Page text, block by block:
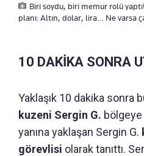
Biri soydu, biri memur rolü yaptı!
planı: Altın, dolar, lira… Ne varsa
10 DAKİKA SONRA
Yaklaşık 10 dakika sonra
kuzeni Sergin G. bölgeye
yanına yaklaşan Sergin G.
görevlisi olarak tanıttı.